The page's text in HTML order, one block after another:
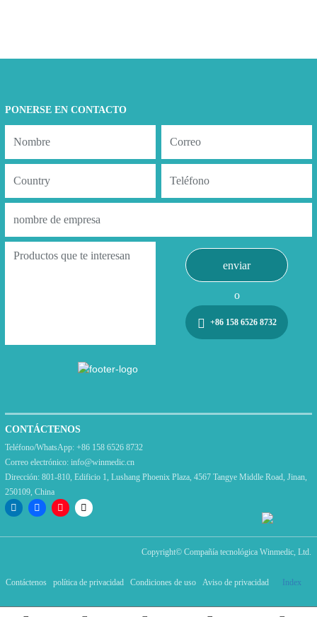
PONERSE EN CONTACTO
enviar
o
+86 158 6526 8732
CONTÁCTENOS
Teléfono/WhatsApp: +86 158 6526 8732
Correo electrónico: info@winmedic.cn
Dirección: 801-810, Edificio 1, Lushang Phoenix Plaza, 4567 Tangye Middle Road, Jinan,
250109, China
Copyright© Compañía tecnológica Winmedic, Ltd.
Contáctenos política de privacidad Condiciones de uso Aviso de privacidad Index